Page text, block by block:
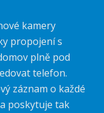
kamery
propojení s
plně pod
telefon.
záznam o každé
poskytuje tak